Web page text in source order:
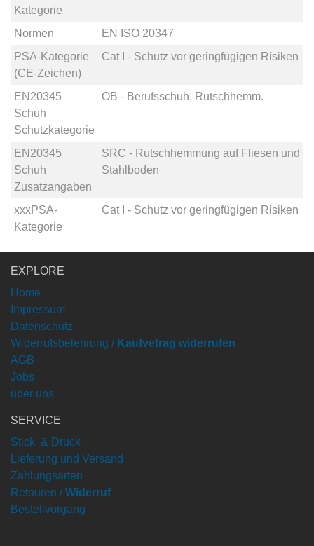
Kategorie
Normen
EN ISO 20347
PSA-Kategorie
(CE-Zeichen)
Cat I - Schutz vor geringfügigen Risiken
EN20345
Schuh
Schutzkategorie
OB - Berufsschuh, Rutschhemm.
EN20345
Schuh
Zusatzangaben
SRC - Rutschhemmung auf Fliesen und
Stahlboden
xxxPSA-
Kategorie
Cat I - Schutz vor geringfügigen Risiken
EXPLORE
Home
Impressum
Datenschutz
Widerrufsbelehrung / Kaufvetrag widerrufen
AGB
Jobs
über uns
SERVICE
Stick & Druck
Lieferung und Versand
Zahlungsarten
Retouren / Widerruf
Bestellvorgang